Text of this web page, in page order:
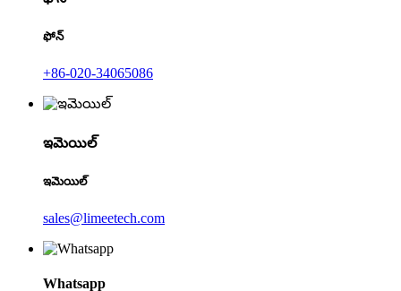
ఫోన్
+86-020-34065086
ఇమెయిల్
ఇమెయిల్
sales@limeetech.com
Whatsapp